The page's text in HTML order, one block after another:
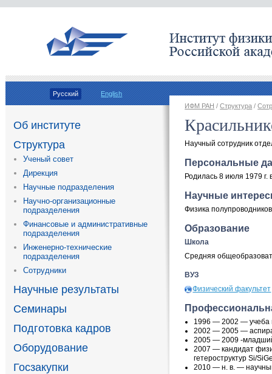
Русский English
Об институте
Структура
Ученый совет
Дирекция
Научные подразделения
Научно-организационные
подразделения
Финансовые и административные
подразделения
Инженерно-технические
подразделения
Сотрудники
Научные результаты
Семинары
Подготовка кадров
Оборудование
Госзакупки
ИФМ РАН /Структура /
Научный сотрудник
Персональные
Родилась 8 июля 1979 г.
Научные
Физика
Образование
Школа
Средняя
ВУЗ
Физический факультет
1996 — 2002 — учеба
2002 — 2005 —
2005 — 2009 -
2007 — кандидат
гетероструктур Si/
2010 — н. в. —